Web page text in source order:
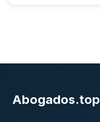
Abogados.top